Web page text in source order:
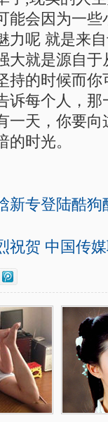
能会因为一
力呢 就是来
大就是源自
持的时候而
诉每个人，
一天，你要
的时光。
新专登陆酷
祝贺 中国传